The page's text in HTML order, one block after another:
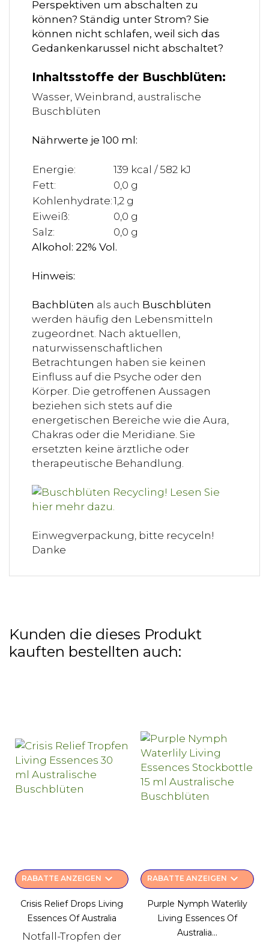
Perspektiven um abschalten zu
können? Ständig unter Strom? Sie
können nicht schlafen, weil sich das
Gedankenkarussel nicht abschaltet?
Inhaltsstoffe der Buschblüten:
Wasser, Weinbrand, australische
Buschblüten
Nährwerte je 100 ml:
Energie:
139 kcal / 582 kJ
Fett:
0,0 g
Kohlenhydrate:1,2 g
Eiweiß:
0,0 g
Salz:
0,0 g
Alkohol: 22% Vol.
Hinweis:
Bachblüten als auch Buschblüten
werden häufig den Lebensmitteln
zugeordnet. Nach aktuellen,
naturwissenschaftlichen
Betrachtungen haben sie keinen
Einfluss auf die Psyche oder den
Körper. Die getroffenen Aussagen
beziehen sich stets auf die
energetischen Bereiche wie die Aura,
Chakras oder die Meridiane. Sie
ersetzten keine ärztliche oder
therapeutische Behandlung.
Einwegverpackung, bitte recyceln!
Danke
Kunden die dieses Produkt
kauften bestellten auch:
RABATTE ANZEIGEN keyboard_arrow_down
Crisis Relief Drops Living
Essences Of Australia
Notfall-Tropfen der
RABATTE ANZEIGEN keyboard_arrow_down
Purple Nymph Waterlily
Living Essences Of
Australia...